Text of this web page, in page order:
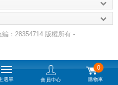
：28354714 版權所有 -
選單 會員中心
0
購物車